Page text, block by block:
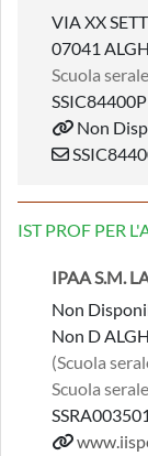
VIA XX
07041
Scuola serale
SSIC84400P
Non
IST PROF PER
IPAA S.M.
Non
Non D
(Scuola
Scuola serale
SSRA003501